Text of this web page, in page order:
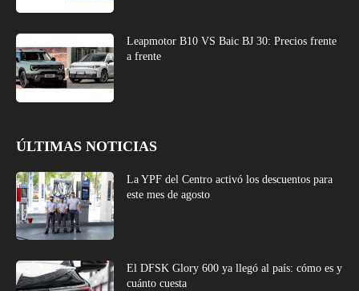
Leapmotor B10 VS Baic BJ 30: Precios frente
a frente
ÚLTIMAS NOTICIAS
La YPF del Centro activó los descuentos para
este mes de agosto
El DFSK Glory 600 ya llegó al país: cómo es y
cuánto cuesta